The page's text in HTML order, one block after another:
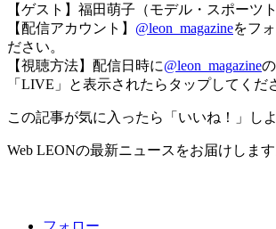
【ゲスト】福田萌子（モデル・スポーツ
【配信アカウント】 @leon_magazineをフ
ださい。
【視聴方法】配信日時に@leon_magazine
「LIVE」と表示されたらタップしてくだ
この記事が気に入ったら「いいね！」し
Web LEONの最新ニュースをお届けします